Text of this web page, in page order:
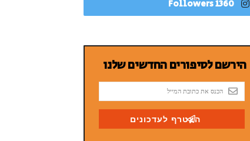
1360 Followers